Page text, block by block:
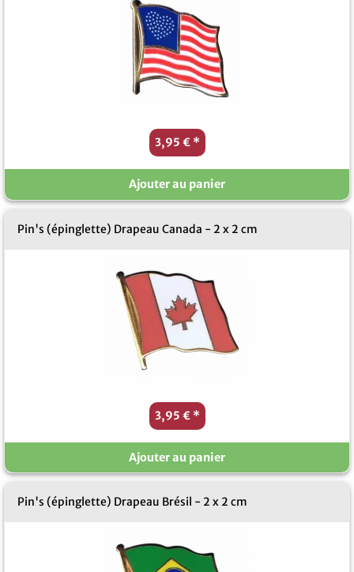
3,95 € *
Ajouter au panier
Pin's (épinglette) Drapeau Canada - 2 x 2 cm
3,95 € *
Ajouter au panier
Pin's (épinglette) Drapeau Brésil - 2 x 2 cm